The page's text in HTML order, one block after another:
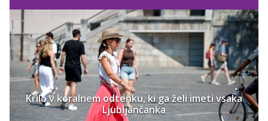
Krilo v koralnem odtenku, ki ga želi imeti vsaka
Ljubljančanka